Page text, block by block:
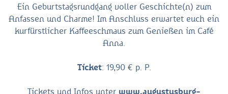
Ein Geburtstagsrundgang voller Geschichte(n) zum
Anfassen und Charme! Im Anschluss erwartet euch ein
kurfürstlicher Kaffeeschmaus zum Genießen im Café
Anna.
Ticket: 19,90 € p. P.
Tickets und Infos unter www.augustusburg-